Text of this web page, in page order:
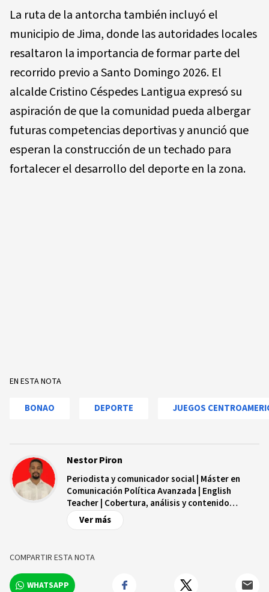
La ruta de la antorcha también incluyó el
municipio de Jima, donde las autoridades locales
resaltaron la importancia de formar parte del
recorrido previo a Santo Domingo 2026. El
alcalde Cristino Céspedes Lantigua expresó su
aspiración de que la comunidad pueda albergar
futuras competencias deportivas y anunció que
esperan la construcción de un techado para
fortalecer el desarrollo del deporte en la zona.
EN ESTA NOTA
BONAO DEPORTE JUEGOS
Nestor Piron
Periodista y comunicador social | Máster en
Comunicación Política Avanzada | English
Teacher | Cobertura, análisis y contenido
digital.
Ver más
COMPARTIR ESTA NOTA
WHATSAPP